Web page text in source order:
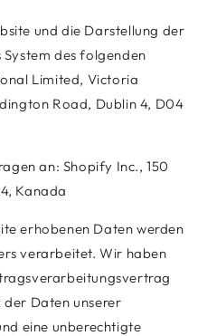
und die Darstellung der
des folgenden
Limited, Victoria
Road, Dublin 4, D04
an: Shopify Inc., 150
Kanada
erhobenen Daten werden
verarbeitet. Wir haben
der Daten unserer
eine unberechtigte